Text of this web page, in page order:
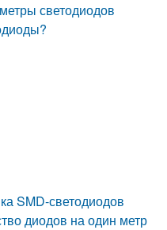
светодиодов
SMD-светодиодов
диодов на один метр